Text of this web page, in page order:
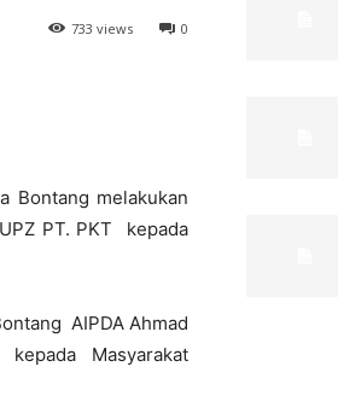
0
733 views
Bontang melakukan
PT. PKT kepada
AIPDA Ahmad
Masyarakat